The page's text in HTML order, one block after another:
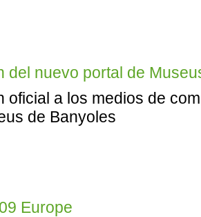
del nuevo portal de
oficial a los medios de
de Banyoles
Europe